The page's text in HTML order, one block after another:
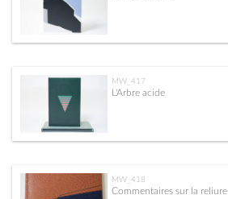
MW_417
L'Arbre acide
MW_418
Commentaires sur la reliure